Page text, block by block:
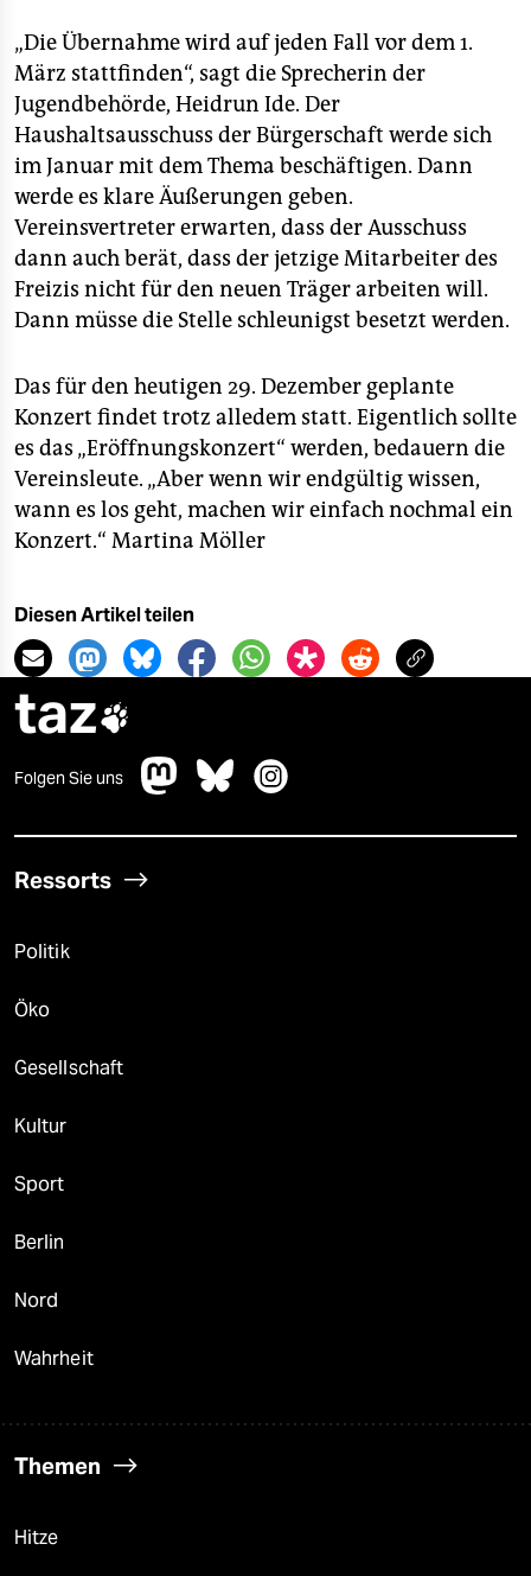
„Die Übernahme wird auf jeden Fall vor dem 1.
März stattfinden“, sagt die Sprecherin der
Jugendbehörde, Heidrun Ide. Der
Haushaltsausschuss der Bürgerschaft werde sich
im Januar mit dem Thema beschäftigen. Dann
werde es klare Äußerungen geben.
Vereinsvertreter erwarten, dass der Ausschuss
dann auch berät, dass der jetzige Mitarbeiter des
Freizis nicht für den neuen Träger arbeiten will.
Dann müsse die Stelle schleunigst besetzt werden.
Das für den heutigen 29. Dezember geplante
Konzert findet trotz alledem statt. Eigentlich sollte
es das „Eröffnungskonzert“ werden, bedauern die
Vereinsleute. „Aber wenn wir endgültig wissen,
wann es los geht, machen wir einfach nochmal ein
Konzert.“ Martina Möller
Diesen Artikel teilen
taz
Folgen Sie uns
Ressorts
Politik
Öko
Gesellschaft
Kultur
Sport
Berlin
Nord
Wahrheit
Themen
Hitze